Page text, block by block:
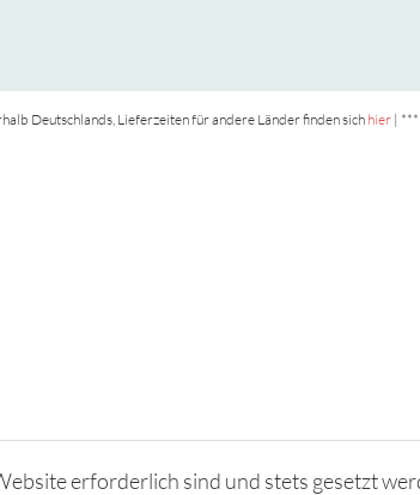
Deutschlands, Lieferzeiten für andere Länder finden sichhier| ***
erforderlich sind und stets gesetzt